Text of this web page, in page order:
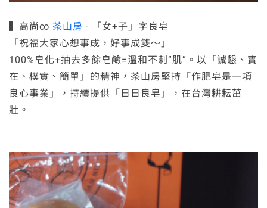
▍高尚∞ 茶山房 - 「女+子」字良皂
「祝福大家心想事成，好事成雙～」
100%皂化+抽去多餘皂鹼=溫和不刺”肌”。以「誠懇、實
在、樸實、簡單」的精神，茶山房堅持「作肥皂是一項
良心事業」，持續提供「日日良皂」，在台灣耕耘茁
壯。